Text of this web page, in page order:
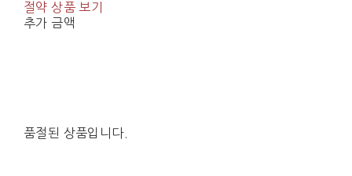
절약 상품 보기
추가 금액
품절된 상품입니다.